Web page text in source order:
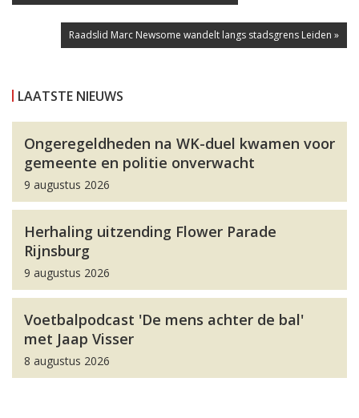
Raadslid Marc Newsome wandelt langs stadsgrens Leiden »
LAATSTE NIEUWS
Ongeregeldheden na WK-duel kwamen voor
gemeente en politie onverwacht
9 augustus 2026
Herhaling uitzending Flower Parade
Rijnsburg
9 augustus 2026
Voetbalpodcast 'De mens achter de bal'
met Jaap Visser
8 augustus 2026